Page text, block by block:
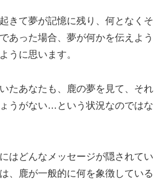
きて夢が記憶に残り、何となくそ
あった場合、夢が何かを伝えよう
うに思います。
たあなたも、鹿の夢を見て、それ
うがない…という状況なのではな
はどんなメッセージが隠されてい
、鹿が一般的に何を象徴している